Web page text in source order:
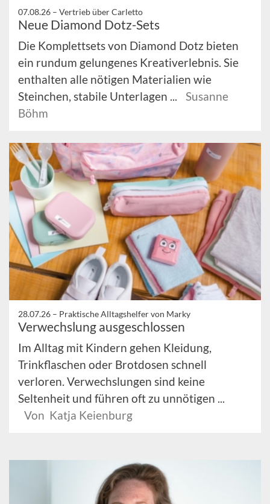
07.08.26 – Vertrieb über Carletto
Neue Diamond Dotz-Sets
Die Komplettsets von Diamond Dotz bieten
ein rundum gelungenes Kreativerlebnis. Sie
enthalten alle nötigen Materialien wie
Steinchen, stabile Unterlagen ...
Susanne
Böhm
28.07.26 – Praktische Alltagshelfer von Marky
Verwechslung ausgeschlossen
Im Alltag mit Kindern gehen Kleidung,
Trinkflaschen oder Brotdosen schnell
verloren. Verwechslungen sind keine
Seltenheit und führen oft zu unnötigen ...
Von Katja Keienburg